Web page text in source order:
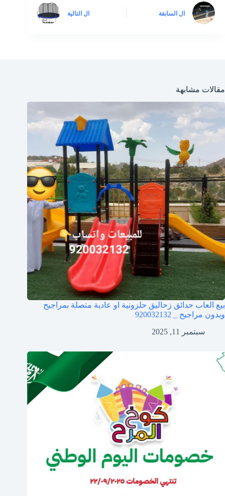
ال السابقة ال التالية
مقالات مشابهة
بيع العاب حدائق زحاليق حلزونية او عادية متصلة بمراجيح
وبدون مراجيح _ 920032132
سبتمبر 11, 2025